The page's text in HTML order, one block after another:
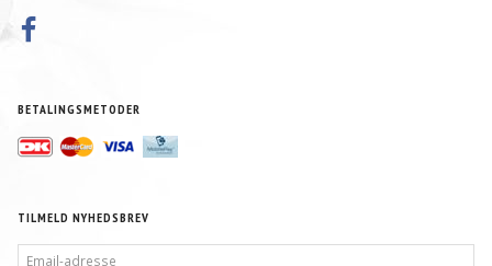
BETALINGSMETODER
TILMELD NYHEDSBREV